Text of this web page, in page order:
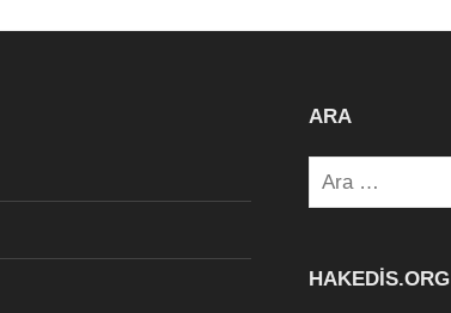
ARA
Arama:
HAKEDIS.ORG